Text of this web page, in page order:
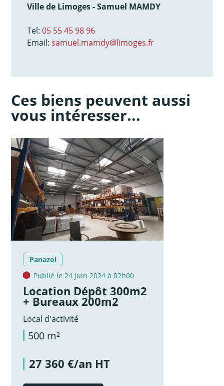
Ville de Limoges - Samuel MAMDY
Tel:05 55 45 98 96
Email:samuel.mamdy@limoges.fr
Ces biens peuvent aussi
vous intéresser...
Panazol
Publié le 24 juin 2024 à 02h00
Location Dépôt 300m2
+ Bureaux 200m2
Local d'activité
500 m²
27 360 €/an HT